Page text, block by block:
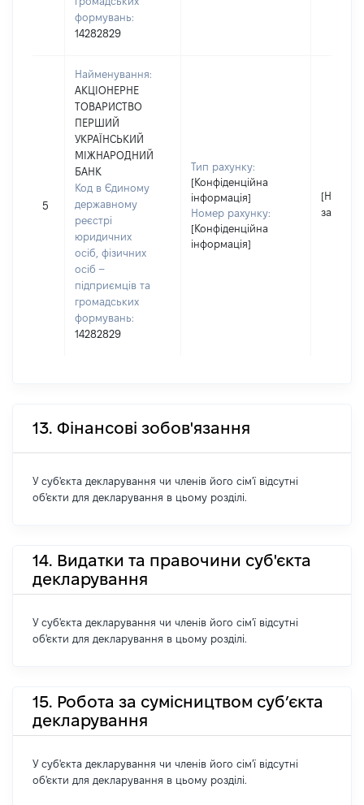
формувань:
14282829
5
Найменування:
АКЦІОНЕРНЕ
ТОВАРИСТВО
ПЕРШИЙ
УКРАЇНСЬКИЙ
МІЖНАРОДНИЙ
БАНК
Код в Єдиному
державному
реєстрі
юридичних
осіб, фізичних
осіб –
підприємців та
громадських
формувань:
14282829
Тип рахунку:
[Конфіденційна
інформація]
Номер рахунку:
[Конфіденційна
інформація]
[Не
13. Фінансові зобов'язання
У суб'єкта декларування чи членів його сім'ї відсутні
об'єкти для декларування в цьому розділі.
14. Видатки та правочини суб'єкта
декларування
У суб'єкта декларування чи членів його сім'ї відсутні
об'єкти для декларування в цьому розділі.
15. Робота за сумісництвом суб’єкта
декларування
У суб'єкта декларування чи членів його сім'ї відсутні
об'єкти для декларування в цьому розділі.